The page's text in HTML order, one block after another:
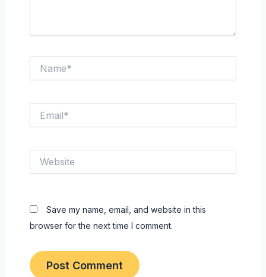
Save my name, email, and website in this
browser for the next time I comment.